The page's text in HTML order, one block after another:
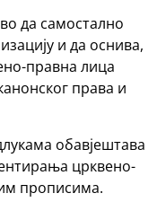
да самостално
и да оснива,
правна лица
права и
обавјештава
црквено-
прописима.